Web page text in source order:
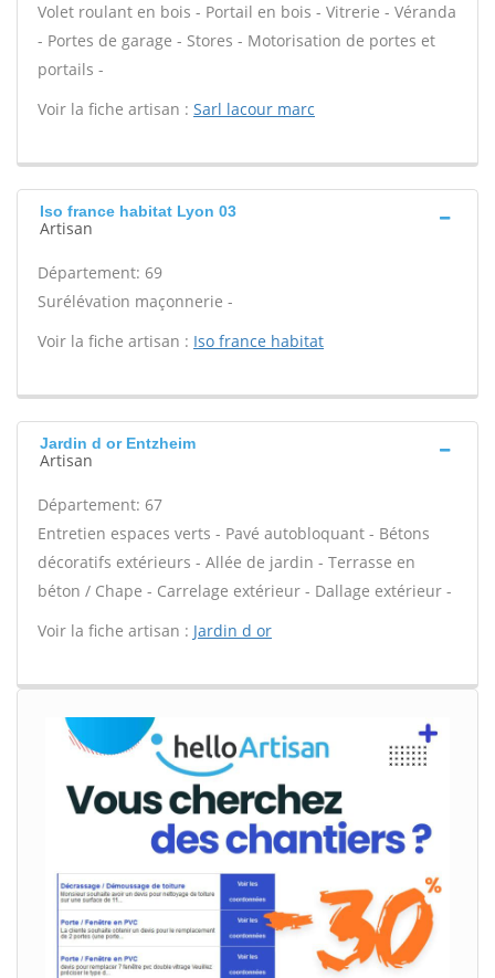
Volet roulant en bois - Portail en bois - Vitrerie - Véranda
- Portes de garage - Stores - Motorisation de portes et
portails -
Voir la fiche artisan : Sarl lacour marc
Iso france habitat Lyon 03
Artisan
Département: 69
Surélévation maçonnerie -
Voir la fiche artisan : Iso france habitat
Jardin d or Entzheim
Artisan
Département: 67
Entretien espaces verts - Pavé autobloquant - Bétons
décoratifs extérieurs - Allée de jardin - Terrasse en
béton / Chape - Carrelage extérieur - Dallage extérieur -
Voir la fiche artisan : Jardin d or